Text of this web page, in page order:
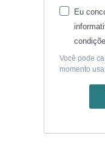
Eu
Você pode
momento